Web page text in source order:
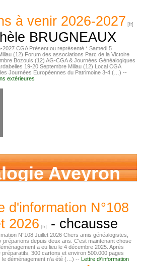
à venir 2026-2027
BRUGNEAUX
2027 CGA Présent ou représenté * Samedi 5
(12) Forum des associations Parc de la Victoire
Bozouls (12) AG-CGA & Journées Généalogiques
19-20 Septembre Millau (12) Local CGA
Journées Européennes du Patrimoine 3-4 (…) --
extérieures
Aveyron
d'information N°108
2026
- chcausse
N°108 Juillet 2026 Chers amis généalogistes,
préparions depuis deux ans. C'est maintenant chose
a eu lieu le 4 décembre 2025. Après
préparatifs, 300 cartons et environ 500.000 pages
le déménagement n'a été (…) --
Lettre d\'information